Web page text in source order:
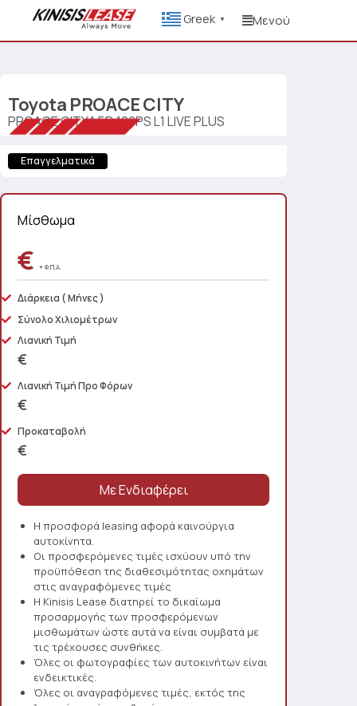
Greek ▼ Μενού
Toyota PROACE CITY
PROACE CITY 1.5D 100PS L1 LIVE PLUS
Επαγγελματικά
Μίσθωμα
€ + Φ.Π.Α.
Διάρκεια ( Μήνες )
Σύνολο Χιλιομέτρων
Λιανική Τιμή
€
Λιανική Τιμή Προ Φόρων
€
Προκαταβολή
€
Η προσφορά leasing αφορά καινούργια
αυτοκίνητα.
Οι προσφερόμενες τιμές ισχύουν υπό την
προϋπόθεση της διαθεσιμότητας οχημάτων
στις αναγραφόμενες τιμές
Η Kinisis Lease διατηρεί το δικαίωμα
προσαρμογής των προσφερόμενων
μισθωμάτων ώστε αυτά να είναι συμβατά με
τις τρέχουσες συνθήκες.
Όλες οι φωτογραφίες των αυτοκινήτων είναι
ενδεικτικές.
Όλες οι αναγραφόμενες τιμές, εκτός της